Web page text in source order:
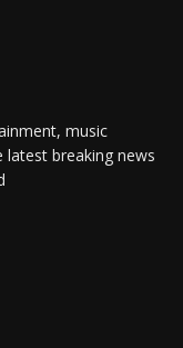
music
breaking news